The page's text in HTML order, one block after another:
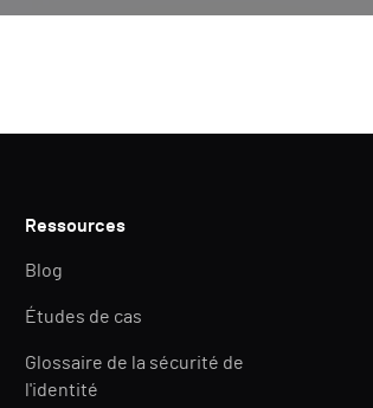
Ressources
Blog
Études de cas
Glossaire de la sécurité de
l'identité